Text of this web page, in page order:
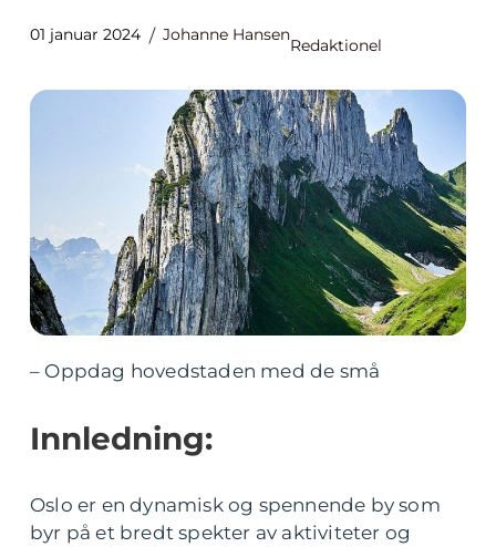
01 januar 2024 Johanne Hansen
Redaktionel
– Oppdag hovedstaden med de små
Innledning:
Oslo er en dynamisk og spennende by som
byr på et bredt spekter av aktiviteter og